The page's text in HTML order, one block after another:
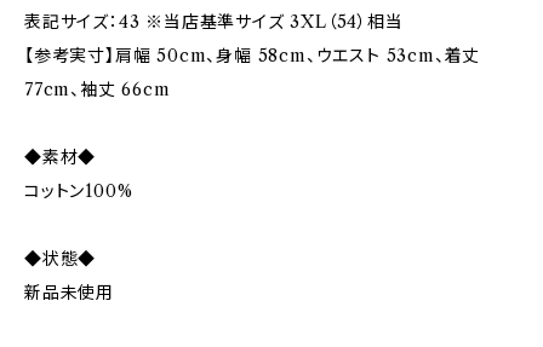
表記サイズ：43 ※当店基準サイズ 3XL（54）相当
【参考実寸】肩幅 50cm、身幅 58cm、ウエスト 53cm、着丈
77cm、袖丈 66cm
◆素材◆
コットン100%
◆状態◆
新品未使用